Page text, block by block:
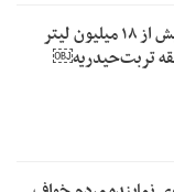
صرفه‌جویی بیش از ۱۸ میلیون لیتر
تربت‌حیدریه￼